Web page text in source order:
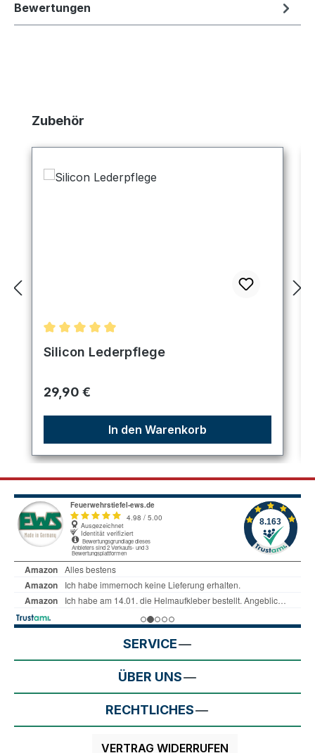
Bewertungen
Produktgalerie überspringen
Zubehör
Durchschnittliche Bewertung von 5 von 5 Sternen
Silicon Lederpflege
Regulärer Preis:
29,90 €
In den Warenkorb
SERVICE
ÜBER UNS
RECHTLICHES
VERTRAG WIDERRUFEN